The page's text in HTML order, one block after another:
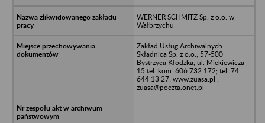
WERNER SCHMITZ Sp. z o.o. w
Wałbrzychu
Zakład Usług Archiwalnych
Składnica Sp. z o.o.; 57-500
Bystrzyca Kłodzka, ul. Mickiewicza
15 tel. kom. 606 732 172; tel. 74
644 13 27; www.zuasa.pl ;
zuasa@poczta.onet.pl